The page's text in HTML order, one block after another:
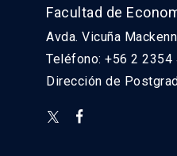
Facultad de
Avda. Vicuña
Teléfono: +56 2 2354
Dirección de